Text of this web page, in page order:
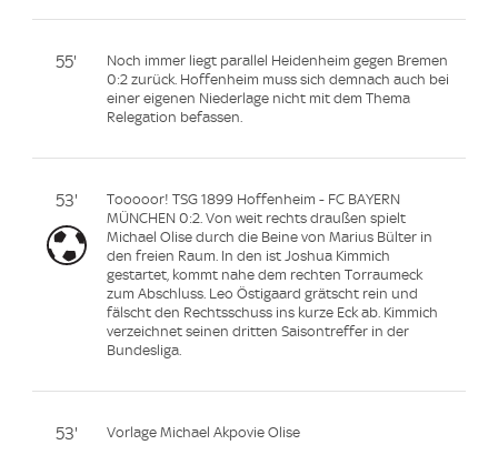
55'
Noch immer liegt parallel Heidenheim gegen Bremen
0:2 zurück. Hoffenheim muss sich demnach auch bei
einer eigenen Niederlage nicht mit dem Thema
Relegation befassen.
53'
Tooooor! TSG 1899 Hoffenheim - FC BAYERN
MÜNCHEN 0:2. Von weit rechts draußen spielt
Michael Olise durch die Beine von Marius Bülter in
den freien Raum. In den ist Joshua Kimmich
gestartet, kommt nahe dem rechten Torraumeck
zum Abschluss. Leo Östigaard grätscht rein und
fälscht den Rechtsschuss ins kurze Eck ab. Kimmich
verzeichnet seinen dritten Saisontreffer in der
Bundesliga.
53' Vorlage Michael Akpovie Olise